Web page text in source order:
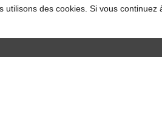
utilisons des cookies. Si vous